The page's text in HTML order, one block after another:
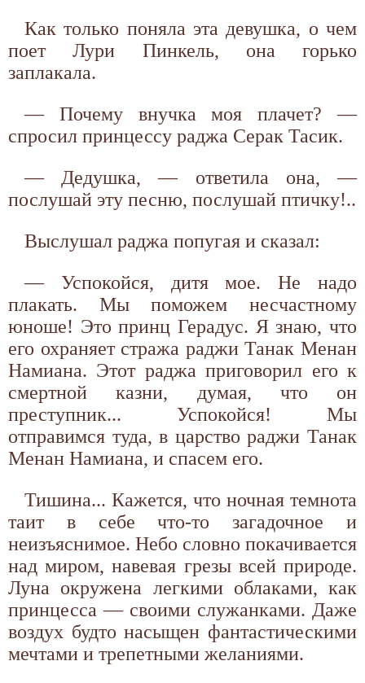
Как только поняла эта девушка, о чем
поет Лури Пинкель, она горько
заплакала.
— Почему внучка моя плачет? —
спросил принцессу раджа Серак Тасик.
— Дедушка, — ответила она, —
послушай эту песню, послушай птичку!..
Выслушал раджа попугая и сказал:
— Успокойся, дитя мое. Не надо
плакать. Мы поможем несчастному
юноше! Это принц Герадус. Я знаю, что
его охраняет стража раджи Танак Менан
Намиана. Этот раджа приговорил его к
смертной казни, думая, что он
преступник... Успокойся! Мы
отправимся туда, в царство раджи Танак
Менан Намиана, и спасем его.
Тишина... Кажется, что ночная темнота
таит в себе что-то загадочное и
неизъяснимое. Небо словно покачивается
над миром, навевая грезы всей природе.
Луна окружена легкими облаками, как
принцесса — своими служанками. Даже
воздух будто насыщен фантастическими
мечтами и трепетными желаниями.